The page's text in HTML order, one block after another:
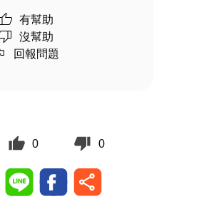
有幫助
沒幫助
回報問題
0 0